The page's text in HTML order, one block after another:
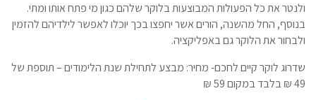
ולנטר את כל הפעולות המבוצעות בלוקר שלהם כגון מי פתח אותו ומתי.
בנוסף, החל מהשנה, הורים אשר יחפצו בכך יוכלו לאפשר לילדיהם להזמין
ולבחור את הלוקר גם באפליקציה.
שדרוג לוקר קיים לחכם- מחיר: מבצע לתחילת שנת הלימודים – תוספת של
49 ₪ בלבד במקום 59 ₪